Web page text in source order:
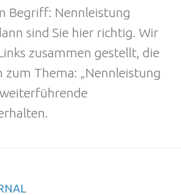
Begriff: Nennleistung
sind Sie hier richtig. Wir
zusammen gestellt, die
zum Thema: „Nennleistung